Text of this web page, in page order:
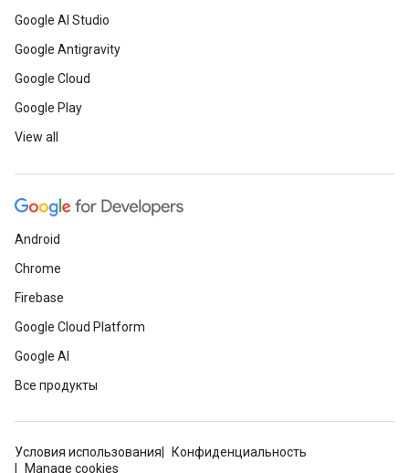
Google AI Studio
Google Antigravity
Google Cloud
Google Play
View all
Android
Chrome
Firebase
Google Cloud Platform
Google AI
Все продукты
Условия использования
Конфиденциальность
Manage cookies